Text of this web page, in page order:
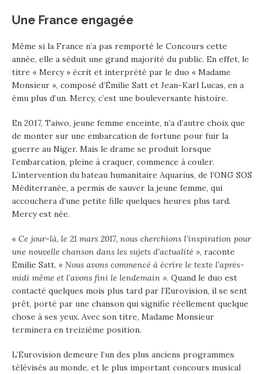
Une France engagée
Même si la France n’a pas remporté le Concours cette
année, elle a séduit une grand majorité du public. En effet, le
titre « Mercy » écrit et interprété par le duo « Madame
Monsieur », composé d’Émilie Satt et Jean-Karl Lucas, en a
ému plus d’un. Mercy, c’est une bouleversante histoire.
En 2017, Taiwo, jeune femme enceinte, n’a d’autre choix que
de monter sur une embarcation de fortune pour fuir la
guerre au Niger. Mais le drame se produit lorsque
l’embarcation, pleine à craquer, commence à couler.
L’intervention du bateau humanitaire Aquarius, de l’ONG SOS
Méditerranée, a permis de sauver la jeune femme, qui
accouchera d’une petite fille quelques heures plus tard.
Mercy est née.
« Ce jour-là, le 21 mars 2017, nous cherchions l’inspiration pour
une nouvelle chanson dans les sujets d’actualité », raconte
Emilie Satt. « Nous avons commencé à écrire le texte l’après-
midi même et l’avons fini le lendemain ». Quand le duo est
contacté quelques mois plus tard par l’Eurovision, il se sent
prêt, porté par une chanson qui signifie réellement quelque
chose à ses yeux. Avec son titre, Madame Monsieur
terminera en treizième position.
L’Eurovision demeure l’un des plus anciens programmes
télévisés au monde, et le plus important concours musical